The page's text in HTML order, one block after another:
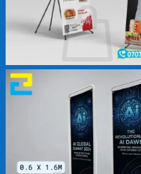
Chưa có sản
Quay trở lại
Giỏ hàng